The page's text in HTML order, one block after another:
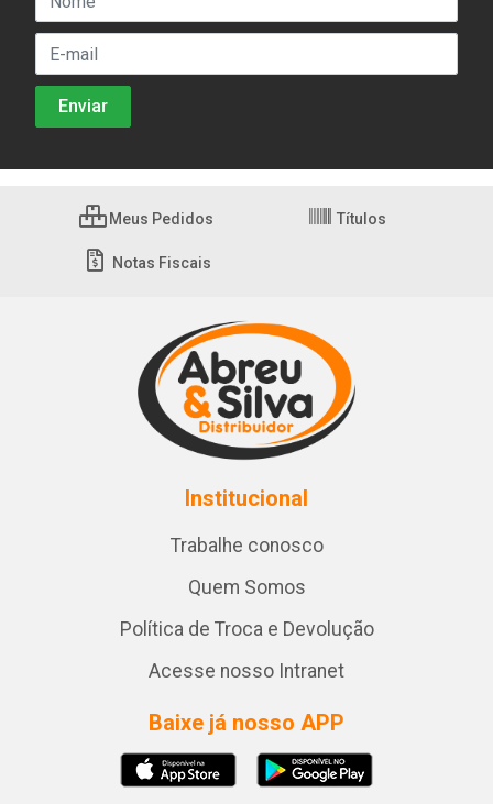
Meus Pedidos Títulos
Notas Fiscais
Institucional
Trabalhe conosco
Quem Somos
Política de Troca e Devolução
Acesse nosso Intranet
Baixe já nosso APP